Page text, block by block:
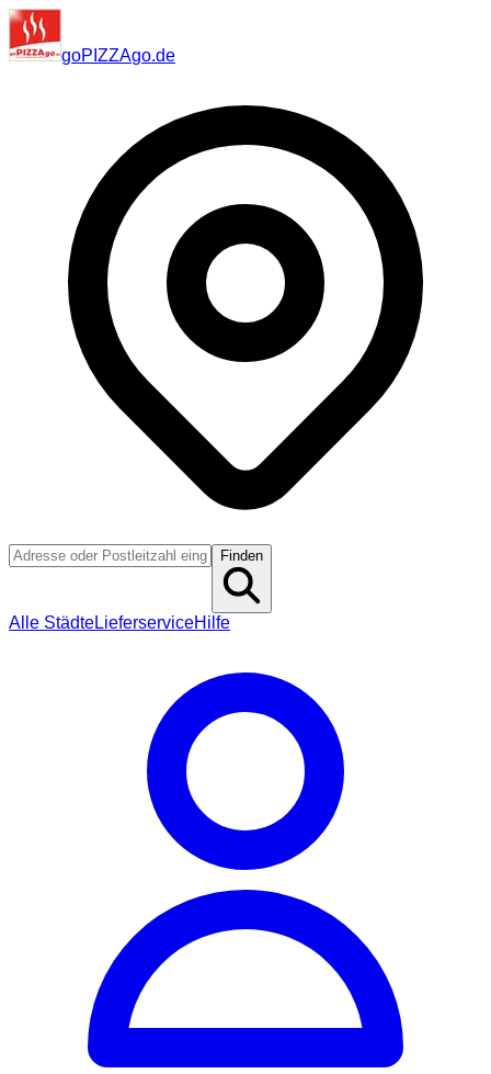
goPIZZAgo.de
Finden
Alle StädteLieferserviceHilfe